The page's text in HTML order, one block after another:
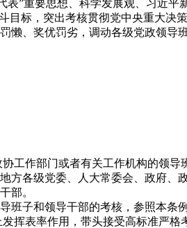
重要思想、科学发展观、习近平
标，突出考核贯彻党中央重大决
、奖优罚劣，调动各级党政领导
作部门或者有关工作机构的领导
各级党委、人大常委会、政府
部。
子和领导干部的考核，参照本条例
表率作用，带头接受高标准严格